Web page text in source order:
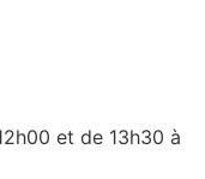
et de 13h30 à